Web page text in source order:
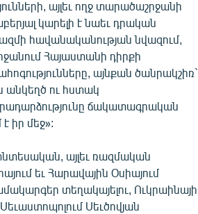
այլեւ ողջ տարածաշրջանի
կարելի է նաեւ դրական
հավանականության նվազում,
Հայաստանի դիրքի
այնքան ծանրակշիռ`
անկեղծ ու հստակ
ճակատագրական
իր մեջ»:
այլեւ ռազմական
եւ Հարավային Օսիայում
տեղակայելու, Ուկրաինայի
Սեւծովյան